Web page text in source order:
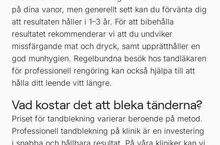
på dina vanor, men generellt sett kan du förvänta dig
att resultaten håller i 1–3 år. För att bibehålla
resultatet rekommenderar vi att du undviker
missfärgande mat och dryck, samt upprätthåller en
god munhygien. Regelbundna besök hos tandläkaren
för professionell rengöring kan också hjälpa till att
hålla ditt leende vitt längre.
Vad kostar det att bleka tänderna?
Priset för tandblekning varierar beroende på metod.
Professionell tandblekning på klinik är en investering
i snabba och hållbara resultat. På våra kliniker kan vi